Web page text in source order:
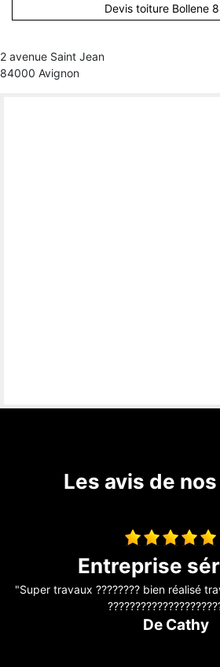
Devis toiture Bollene
2 avenue Saint Jean
84000 Avignon
Les avis de
Toiture
"Il a révisé ma toiture complète
sur mon toit Problème, résolu,
sérieuse qui connaît bien son métier